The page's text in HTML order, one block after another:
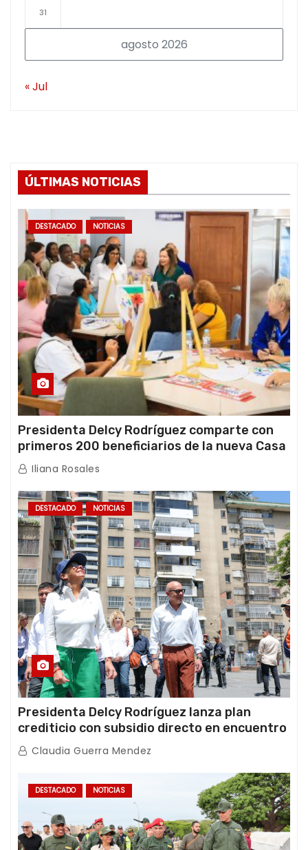
agosto 2026
31
« Jul
ÚLTIMAS NOTICIAS
DESTACADO NOTICIAS
Presidenta Delcy Rodríguez comparte con
primeros 200 beneficiarios de la nueva Casa
de los Abuelos “La Primavera” en Caracas
Iliana Rosales
DESTACADO NOTICIAS
Presidenta Delcy Rodríguez lanza plan
crediticio con subsidio directo en encuentro
con Juntas de Condominio
Claudia Guerra Mendez
DESTACADO NOTICIAS